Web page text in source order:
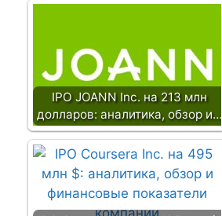
IPO JOANN Inc. на 213 млн
долларов: аналитика, обзор и…